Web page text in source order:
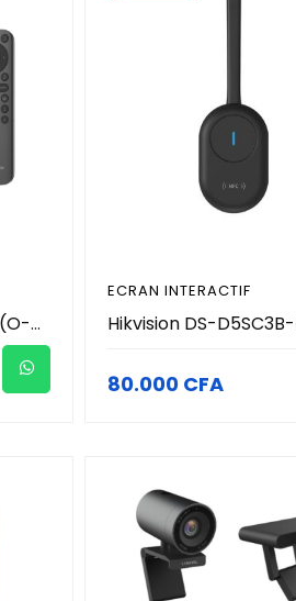
HIKVISION DS-UVC-P28(O-STD) Caméra de vidéoconférence 4K – Zoom optique 12×, Suivi intelligent, Double micro, USB-C Plug & Play
ECRAN INTERACTIF
80.000 CFA